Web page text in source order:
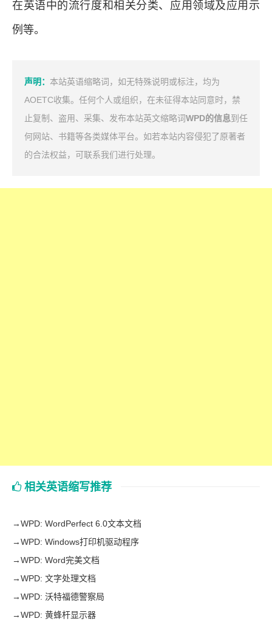
在英语中的流行度和相关分类、应用领域及应用示
例等。
声明： 本站英语缩略词，如无特殊说明或标注，均为
AOETC收集。任何个人或组织，在未征得本站同意时，禁
止复制、盗用、采集、发布本站英文缩略词WPD的信息到任
何网站、书籍等各类媒体平台。如若本站内容侵犯了原著者
的合法权益，可联系我们进行处理。
相关英语缩写推荐
→WPD: WordPerfect 6.0文本文档
→WPD: Windows打印机驱动程序
→WPD: Word完美文档
→WPD: 文字处理文档
→WPD: 沃特福德警察局
→WPD: 黄蜂杆显示器